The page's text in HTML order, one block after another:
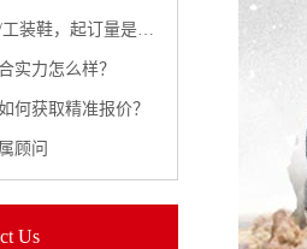
鞋，起订量是多少？
实力怎么样？
何获取精准报价？
顾问
Us